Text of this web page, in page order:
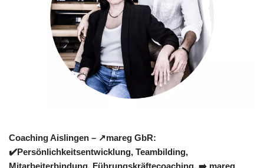
Coaching Aislingen – ↗️mareg GbR:
✔️Persönlichkeitsentwicklung, Teambilding,
Mitarbeiterbindung, Führungskräftecoaching. ➡️ mareg